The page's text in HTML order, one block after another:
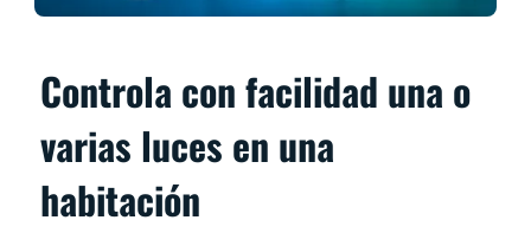
Controla con facilidad una o
varias luces en una
habitación